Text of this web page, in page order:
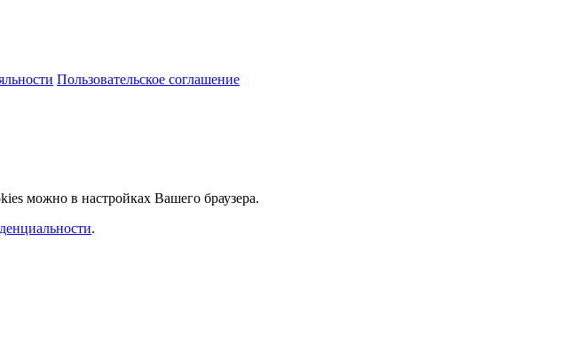
Пользовательское соглашение
можно в настройках Вашего браузера.
.